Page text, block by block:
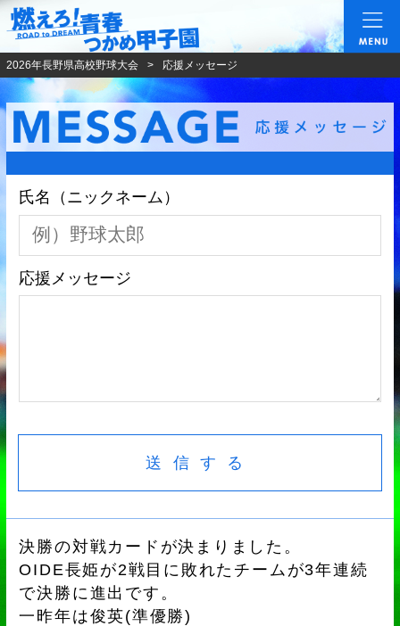
燃えろ!青春 つかめ
2026年長野県高校野球大会 応援メッセージ
氏名（ニックネーム）
応援メッセージ
決勝の対戦カードが決まりました。
OIDE長姫が2戦目に敗れたチームが3年連続
で決勝に進出です。
一昨年は俊英(準優勝)